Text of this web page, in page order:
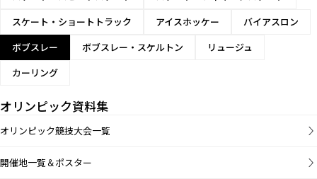
スケート・ショートトラック
アイスホッケー
バイアスロン
ボブスレー
ボブスレー・スケルトン
リュージュ
カーリング
オリンピック資料集
オリンピック競技大会一覧
開催地一覧＆ポスター